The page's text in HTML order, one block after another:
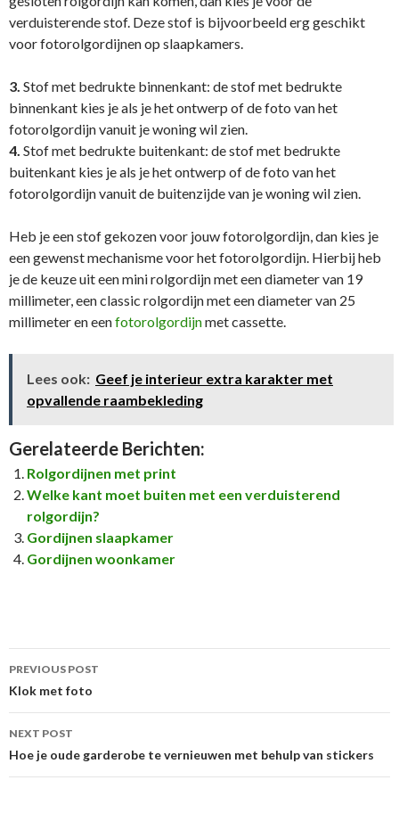
verduisterende stof. Deze stof is bijvoorbeeld erg geschikt
voor fotorolgordijnen op slaapkamers.
3. Stof met bedrukte binnenkant: de stof met bedrukte
binnenkant kies je als je het ontwerp of de foto van het
fotorolgordijn vanuit je woning wil zien.
4. Stof met bedrukte buitenkant: de stof met bedrukte
buitenkant kies je als je het ontwerp of de foto van het
fotorolgordijn vanuit de buitenzijde van je woning wil zien.
Heb je een stof gekozen voor jouw fotorolgordijn, dan kies je
een gewenst mechanisme voor het fotorolgordijn. Hierbij heb
je de keuze uit een mini rolgordijn met een diameter van 19
millimeter, een classic rolgordijn met een diameter van 25
millimeter en eenfotorolgordijnmet cassette.
Lees ook: Geef je interieur extra karakter met
opvallende raambekleding
Gerelateerde Berichten:
Rolgordijnen met print
Welke kant moet buiten met een verduisterend
rolgordijn?
Gordijnen slaapkamer
Gordijnen woonkamer
Post
navigation
PREVIOUS POST
Klok met foto
NEXT POST
Hoe je oude garderobe te vernieuwen met behulp van stickers